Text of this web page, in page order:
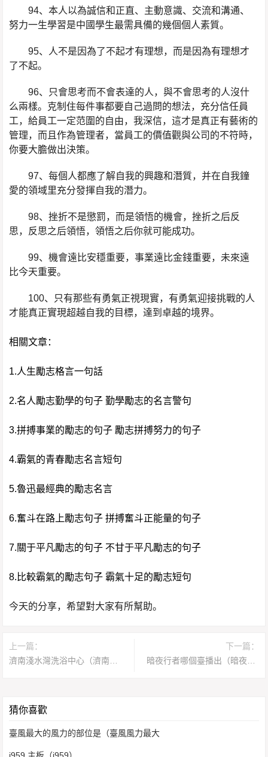
94、本人以為誠信和正直、主動意識、交流和溝通、
努力一生學習是中國學生最需具備的幾個個人素質。
95、人不是因為了不起才有理想，而是因為有理想才
了不起。
96、只會思考而不會表達的人，與不會思考的人沒什
么兩樣。克制住每件事都要自己過問的想法，充分信任員
工，給員工一定范圍的自由，我深信，這才是真正有藝術的
管理，而且作為管理者，當員工的價值觀與公司的不符時，
你要大膽做出決策。
97、每個人都應了解自我的興趣和潛質，并在自我鐘
愛的領域里充分發揮自我的潛力。
98、挫折不是懲罰，而是領悟的機會，挫折之后反
思，反思之后領悟，領悟之后你就可能成功。
99、機會遠比安穩重要，事業遠比金錢重要，未來遠
比今天重要。
100、只有那些有勇氣正視現實，有勇氣迎接挑戰的人
才能真正實現超越自我的目標，達到卓越的境界。
相關文章：
1.人生勵志格言一句話
2.名人勵志勤學的句子 勤學勵志的名言警句
3.拼搏事業的勵志的句子 勵志拼搏努力的句子
4.霸氣的青春勵志名言短句
5.魯迅最經典的勵志名言
6.奮斗在路上勵志句子 拼搏奮斗正能量的句子
7.關于平凡勵志的句子 不甘于平凡勵志的句子
8.比較霸氣的勵志句子 霸氣十足的勵志短句
今天的分享，希望對大家有所幫助。
上一篇：
下一篇：
猜你喜歡
臺風最大的風力的部位是（臺風風力最大